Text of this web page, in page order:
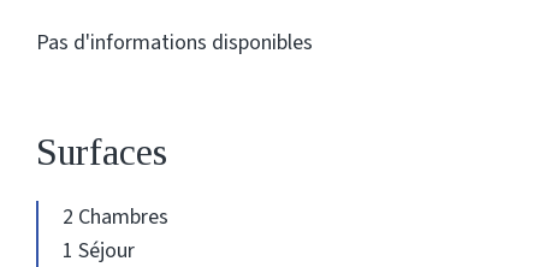
Pas d'informations disponibles
Surfaces
2 Chambres
1 Séjour